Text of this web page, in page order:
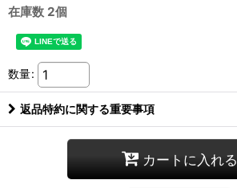
在庫数 2個
数量:
返品特約に関する重要事項
カートに入れる